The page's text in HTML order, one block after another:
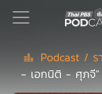
Podcast
Podcast /
- เอกนิติ - ศุภจี"